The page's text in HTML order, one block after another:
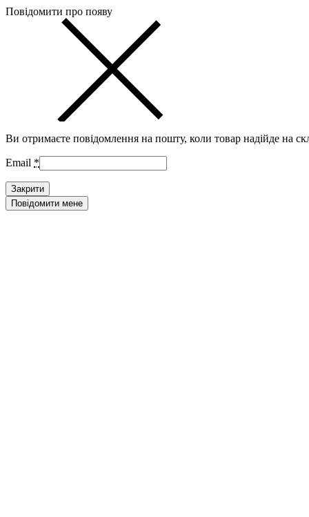
Повідомити про появу
Ви отримаєте повідомлення на пошту, коли товар надійде на
Email *
Закрити
Повідомити мене